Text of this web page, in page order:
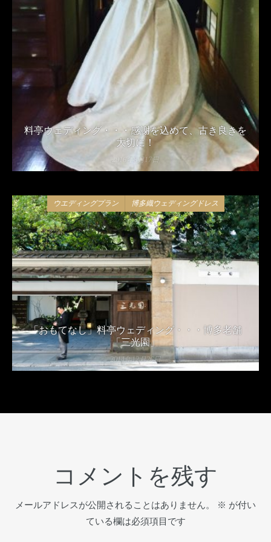
料亭ウェディング・・・感謝を込めて、古き良きを
大切に！
2016年8月17日
ウエディングプラン 博多織ウェディングドレス
「おもてなし」料亭ウェディング・・・博多老舗
「三光園」
2014年12月26日
コメントを残す
メールアドレスが公開されることはありません。 ※ が付い
ている欄は必須項目です